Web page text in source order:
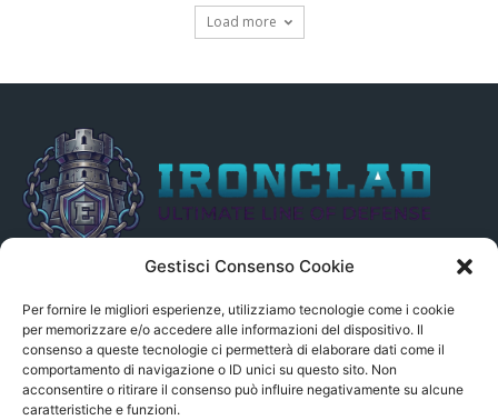
Gestisci Consenso Cookie
Per fornire le migliori esperienze, utilizziamo tecnologie come i cookie
per memorizzare e/o accedere alle informazioni del dispositivo. Il
consenso a queste tecnologie ci permetterà di elaborare dati come il
comportamento di navigazione o ID unici su questo sito. Non
acconsentire o ritirare il consenso può influire negativamente su alcune
caratteristiche e funzioni.
Load more
indirettamente, alle Fonti delle notizie segnalate né può essere
ritenuto responsabile ad alcun titolo dei loro contenuti. Si precisa
altresì che le notizie segnalate dall’aggregatore NON sono da
intendersi in alcun modo di proprietà del sito GenSys.it, ad
eccezione degli articoli e dei documenti pubblicati nel blog.